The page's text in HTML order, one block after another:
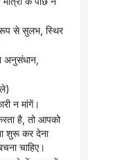
न मांगें।
शुरू कर देना
चाहिए।